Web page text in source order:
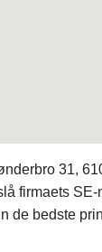
31,
firmaets
de bedste